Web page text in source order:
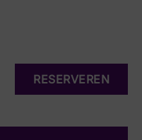
RESERVEREN